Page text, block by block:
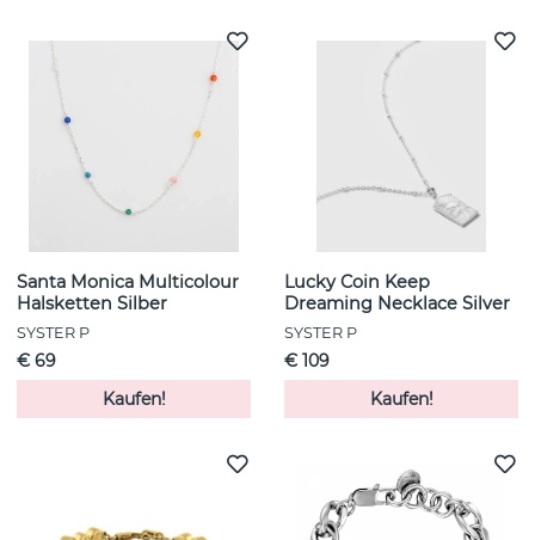
Santa Monica Multicolour
Halsketten Silber
SYSTER P
€ 69
Kaufen!
Lucky Coin Keep
Dreaming Necklace Silver
SYSTER P
€ 109
Kaufen!